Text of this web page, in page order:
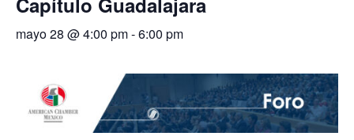
mayo 28 @ 4:00 pm-6:00 pm